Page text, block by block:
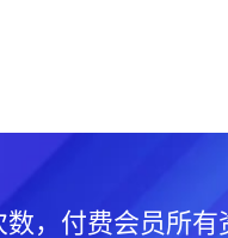
，付费会员所有